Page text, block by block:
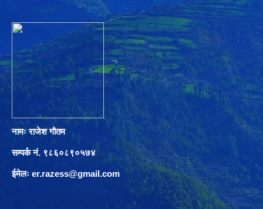
नामः राजेश गौतम
सम्पर्क नं. ९८६०८९०५७४
ईमेलः er.razess@gmail.com